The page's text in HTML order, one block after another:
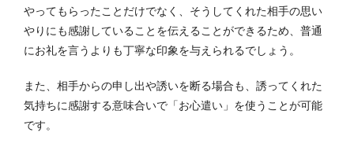
やってもらったことだけでなく、そうしてくれた相手の思い
やりにも感謝していることを伝えることができるため、普通
にお礼を言うよりも丁寧な印象を与えられるでしょう。
また、相手からの申し出や誘いを断る場合も、誘ってくれた
気持ちに感謝する意味合いで「お心遣い」を使うことが可能
です。